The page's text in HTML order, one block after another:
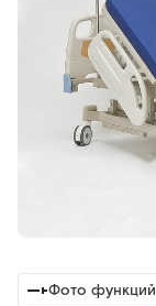
Фото функций